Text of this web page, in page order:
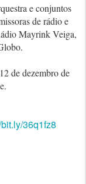
e conjuntos
de rádio e
Mayrink Veiga,
de dezembro de
36q1fz8